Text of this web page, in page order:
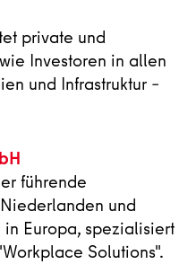
private und
Investoren in allen
und Infrastruktur –
führende
und
Europa, spezialisiert
Solutions".